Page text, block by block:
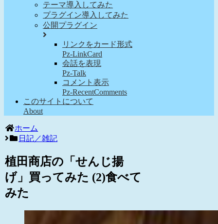
テーマ導入してみた
プラグイン導入してみた
公開プラグイン
リンクをカード形式
Pz-LinkCard
会話を表現
Pz-Talk
コメント表示
Pz-RecentComments
このサイトについて
About
ホーム
日記／雑記
植田商店の「せんじ揚
げ」買ってみた (2)食べて
みた